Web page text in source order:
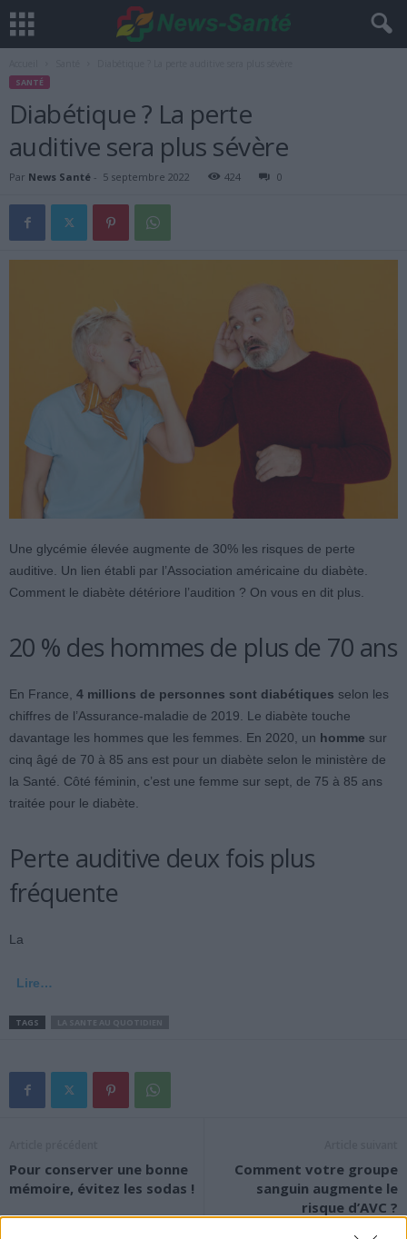
SANTÉ
Diabétique ? La perte
auditive sera plus sévère
Par News Santé - 5 septembre 2022 424 0
Une glycémie élevée augmente de 30% les risques de perte
auditive. Un lien établi par l’Association américaine du diabète.
Comment le diabète détériore l’audition ? On vous en dit plus.
20 % des hommes de plus de 70 ans
En France, 4 millions de personnes sont diabétiques selon les
chiffres de l’Assurance-maladie de 2019. Le diabète touche
davantage les hommes que les femmes. En 2020, un homme sur
cinq âgé de 70 à 85 ans est pour un diabète selon le ministère de
la Santé. Côté féminin, c’est une femme sur sept, de 75 à 85 ans
traitée pour le diabète.
Perte auditive deux fois plus
fréquente
La
Lire…
TAGS
Pour conserver une bonne
mémoire, évitez les sodas !
Comment votre groupe
sanguin augmente le
risque d’AVC ?